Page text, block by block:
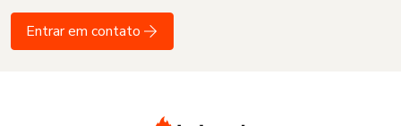
Entrar em contato